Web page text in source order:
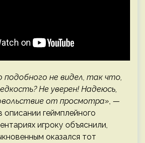
подобного не видел, так что,
Не уверен! Надеюсь,
от просмотра», —
описании геймплейного
игроку объяснили,
оказался тот